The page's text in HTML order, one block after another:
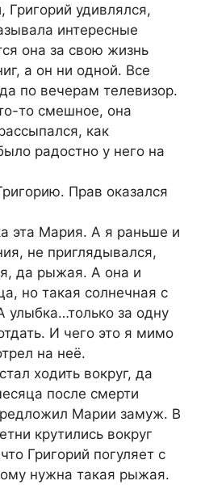
Григорий удивлялся,
интересные
она за свою жизнь
а он ни одной. Все
по вечерам телевизор.
то смешное, она
как
радостно у него на
Прав оказался
эта Мария. А я раньше и
не приглядывался,
да рыжая. А она и
но такая солнечная с
улыбка…только за одну
И чего это я мимо
на неё.
ходить вокруг, да
после смерти
Марии замуж. В
крутились вокруг
Григорий погуляет с
нужна такая рыжая.